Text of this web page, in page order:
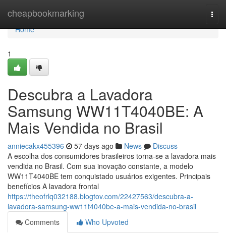
cheapbookmarking
Home
Home
1
Descubra a Lavadora
Samsung WW11T4040BE: A
Mais Vendida no Brasil
anniecakx455396 57 days ago News
Discuss
A escolha dos consumidores brasileiros torna-se a lavadora mais
vendida no Brasil. Com sua inovação constante, a modelo
WW11T4040BE tem conquistado usuários exigentes. Principais
benefícios A lavadora frontal
https://theofrlq032188.blogtov.com/22427563/descubra-a-
lavadora-samsung-ww11t4040be-a-mais-vendida-no-brasil
Comments
Who Upvoted